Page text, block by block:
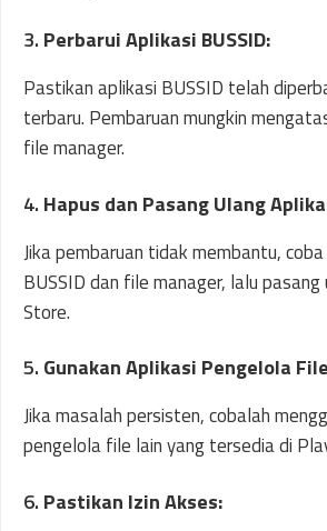
3. Perbarui Aplikasi BUSSID:
Pastikan aplikasi BUSSID telah
terbaru. Pembaruan mungkin
file manager.
4. Hapus dan Pasang Ulang
Jika pembaruan tidak membantu,
BUSSID dan file manager, lalu
Store.
5. Gunakan Aplikasi Pengelola
Jika masalah persisten, cobalah
pengelola file lain yang tersedia di
6. Pastikan Izin Akses: